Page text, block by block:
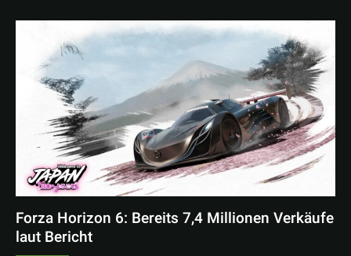
Forza Horizon 6: Bereits 7,4 Millionen Verkäufe
laut Bericht